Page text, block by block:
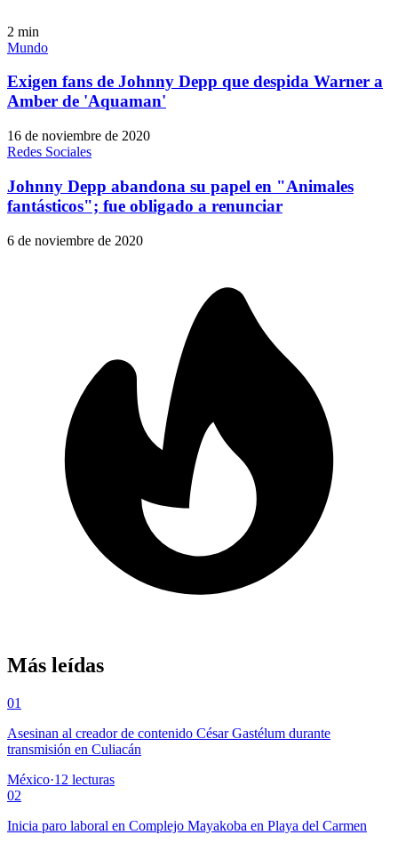
2 min
Mundo
Exigen fans de Johnny Depp que despida Warner a
Amber de 'Aquaman'
16 de noviembre de 2020
Redes Sociales
Johnny Depp abandona su papel en "Animales
fantásticos"; fue obligado a renunciar
6 de noviembre de 2020
Más leídas
01
Asesinan al creador de contenido César Gastélum durante
transmisión en Culiacán
México·12 lecturas
02
Inicia paro laboral en Complejo Mayakoba en Playa del Carmen